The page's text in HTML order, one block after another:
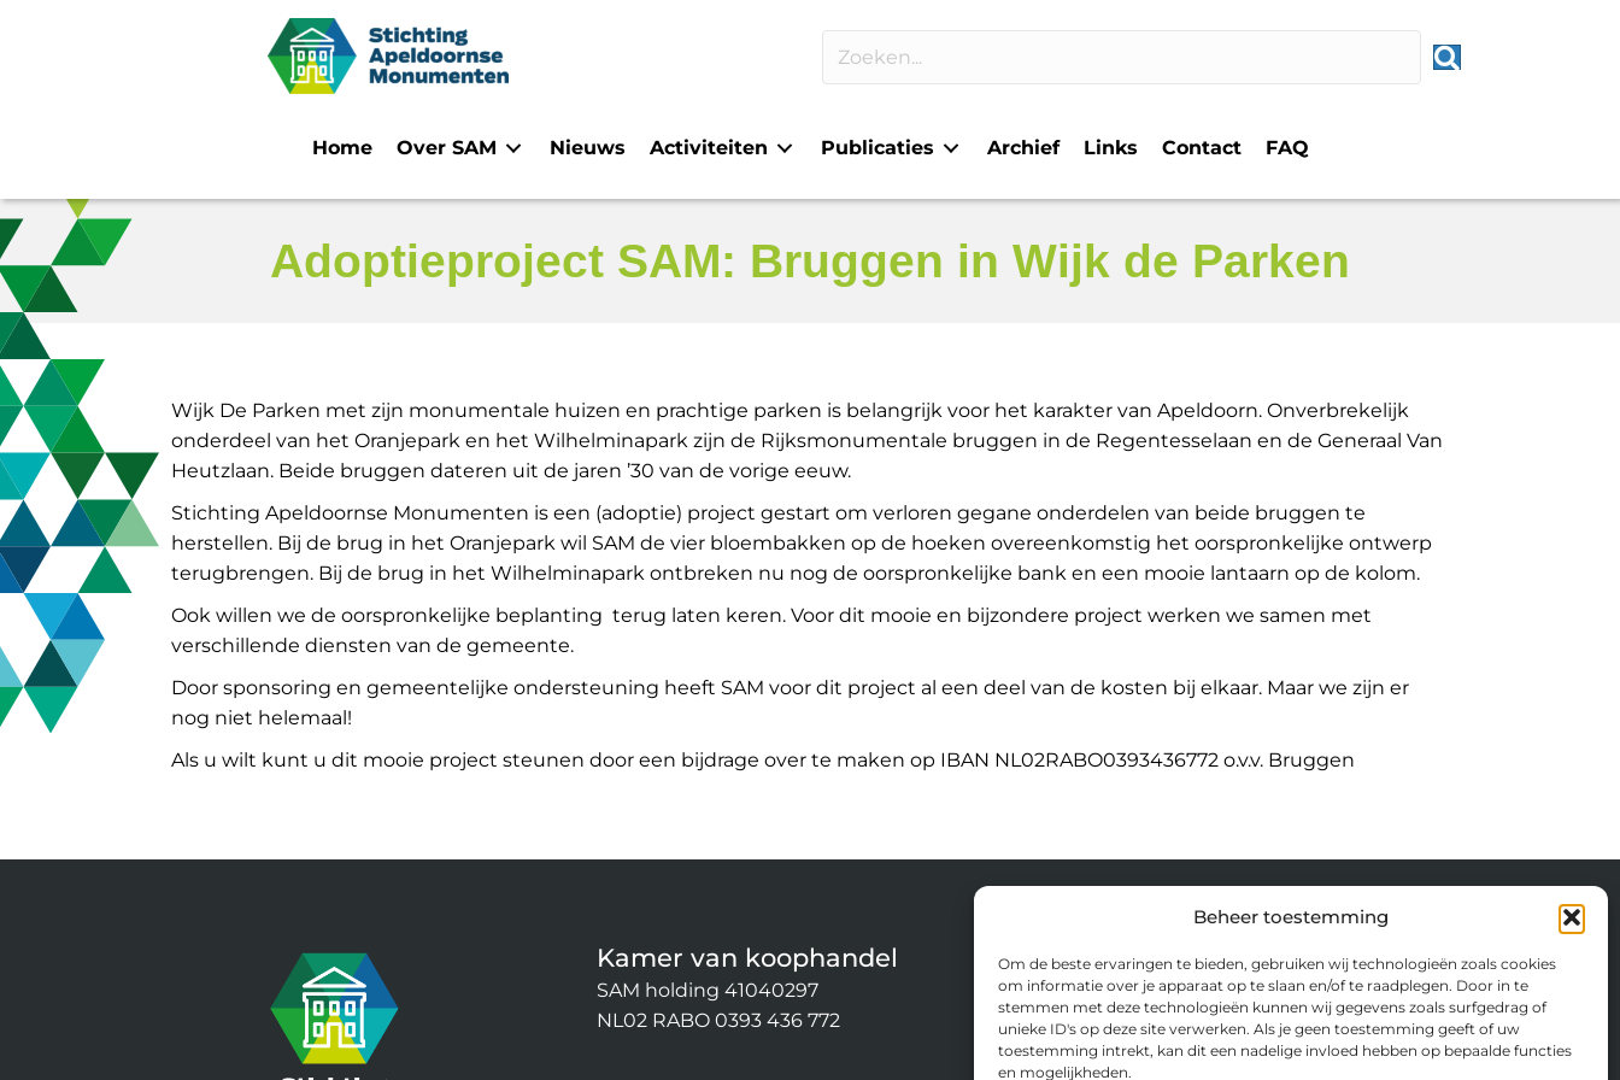
Beheer toestemming
Om de beste ervaringen te bieden, gebruiken wij technologieën zoals cookies
om informatie over je apparaat op te slaan en/of te raadplegen. Door in te
stemmen met deze technologieën kunnen wij gegevens zoals surfgedrag of
unieke ID's op deze site verwerken. Als je geen toestemming geeft of uw
toestemming intrekt, kan dit een nadelige invloed hebben op bepaalde functies
en mogelijkheden.
Home Over SAM Nieuws Activiteiten Publicaties Archief Links Contact FAQ
Adoptieproject SAM: Bruggen in Wijk de Parken
Wijk De Parken met zijn monumentale huizen en prachtige parken is belangrijk voor het karakter van Apeldoorn. Onverbrekelijk
onderdeel van het Oranjepark en het Wilhelminapark zijn de Rijksmonumentale bruggen in de Regentesselaan en de Generaal Van
Heutzlaan. Beide bruggen dateren uit de jaren ’30 van de vorige eeuw.
Stichting Apeldoornse Monumenten is een (adoptie) project gestart om verloren gegane onderdelen van beide bruggen te
herstellen. Bij de brug in het Oranjepark wil SAM de vier bloembakken op de hoeken overeenkomstig het oorspronkelijke ontwerp
terugbrengen. Bij de brug in het Wilhelminapark ontbreken nu nog de oorspronkelijke bank en een mooie lantaarn op de kolom.
Ook willen we de oorspronkelijke beplanting terug laten keren. Voor dit mooie en bijzondere project werken we samen met
verschillende diensten van de gemeente.
Door sponsoring en gemeentelijke ondersteuning heeft SAM voor dit project al een deel van de kosten bij elkaar. Maar we zijn er
nog niet helemaal!
Als u wilt kunt u dit mooie project steunen door een bijdrage over te maken op IBAN NL02RABO0393436772 o.v.v. Bruggen
Kamer van koophandel
SAM holding 41040297
NL02 RABO 0393 436 772
Contact
Stichting Apeldoornse Monumenten
Roggestraat 44
7311 CD Apeldoorn